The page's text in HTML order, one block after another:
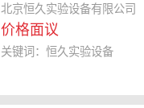
聊聊恒久实验器材客
北京恒久实验设备有限公司
价格面议
关键词：恒久实验设备